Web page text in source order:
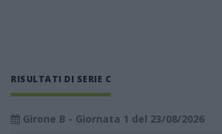
RISULTATI DI SERIE C
Girone B - Giornata 1 del 23/08/2026